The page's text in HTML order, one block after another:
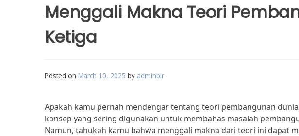
Menggali Makna Teori
Ketiga
Posted on March 10, 2025 by adminbir
Apakah kamu pernah mendengar tentang teori pembangunan
konsep yang sering digunakan untuk membahas masalah
Namun, tahukah kamu bahwa menggali makna dari teori ini dapat